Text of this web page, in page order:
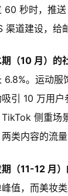
60 秒时，推
渠道建设，给
（10 月）的
6.8%。运动服
吸引 10 万用
侧重场
类内容的流量
（11-12 月
峰值，而美妆